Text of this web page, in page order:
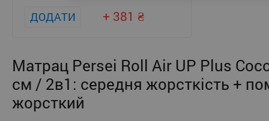
ДОДАТИ + 381
Матрац Persei Roll Air UP Plus
см / 2в1: середня жорсткість +
жорсткий